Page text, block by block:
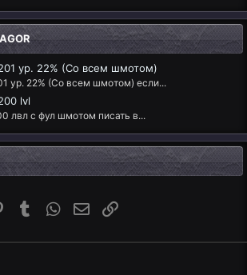
ур. 22% (Со всем шмотом)
ур. 22% (Со всем шмотом) если...
lvl
лвл с фул шмотом писать в...
PinterestTumblr WhatsApp
Email Link